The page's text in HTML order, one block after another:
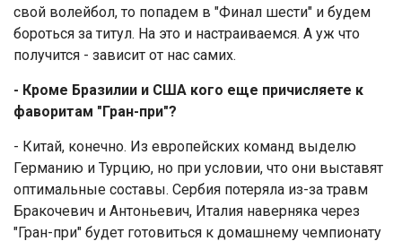
свой волейбол, то попадем в "Финал шести" и будем
бороться за титул. На это и настраиваемся. А уж что
получится - зависит от нас самих.
- Кроме Бразилии и США кого еще причисляете к
фаворитам "Гран-при"?
- Китай, конечно. Из европейских команд выделю
Германию и Турцию, но при условии, что они выставят
оптимальные составы. Сербия потеряла из-за травм
Бракочевич и Антоньевич, Италия наверняка через
"Гран-при" будет готовиться к домашнему чемпионату